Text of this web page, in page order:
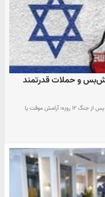
و حملات قدرتمند
وحشت اسرائیل از شکست آتش‌بس با ایران پس از جنگ ۱۲ روزه؛ آرامش موقت یا